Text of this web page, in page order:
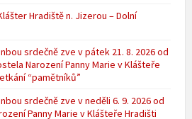
Hradiště n. Jizerou – Dolní
srdečně zve v pátek 21. 8. 2026 od
Narození Panny Marie v Klášteře
“pamětníků”
srdečně zve v neděli 6. 9. 2026 od
Panny Marie v Klášteře Hradišti